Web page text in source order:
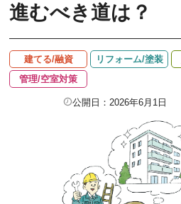
進むべき道は？
建てる/融資 リフォーム/塗装
管理/空室対策
公開日：2026年6月1日